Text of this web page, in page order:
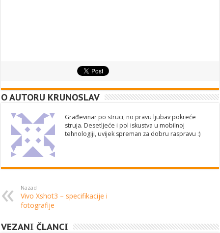
O AUTORU KRUNOSLAV
Građevinar po struci, no pravu ljubav pokreće
struja. Desetljeće i pol iskustva u mobilnoj
tehnologiji, uvijek spreman za dobru raspravu :)
Nazad
Vivo Xshot3 – specifikacije i
fotografije
VEZANI ČLANCI